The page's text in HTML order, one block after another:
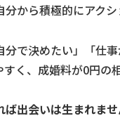
から積極的にアク
分で決めたい」「仕
く、成婚料が0円の
出会いは生まれませ